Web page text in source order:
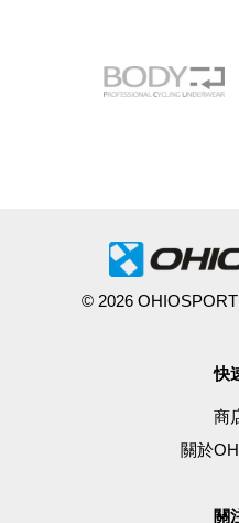
© 2026
快
商
關於
關